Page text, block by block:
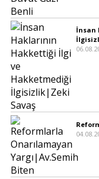
İnsan